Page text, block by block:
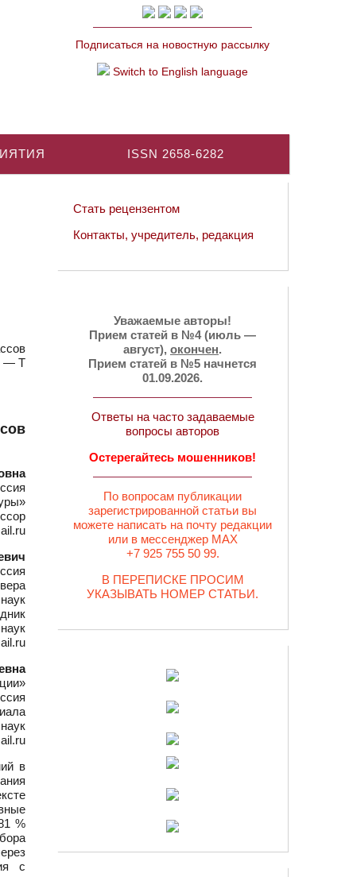
Подписаться на новостную рассылку
Switch to English language
ISSN 2658-6282
— Т
в
%
с
Стать рецензентом
Контакты, учредитель, редакция
Уважаемые авторы!
Прием статей в №4 (июль —
август), окончен.
Прием статей в №5 начнется
01.09.2026.
Ответы на часто задаваемые
вопросы авторов
Остерегайтесь мошенников!
По вопросам публикации
зарегистрированной статьи вы
можете написать на почту редакции
или в мессенджер MAX
+7 925 755 50 99.
В ПЕРЕПИСКЕ ПРОСИМ
УКАЗЫВАТЬ НОМЕР СТАТЬИ.